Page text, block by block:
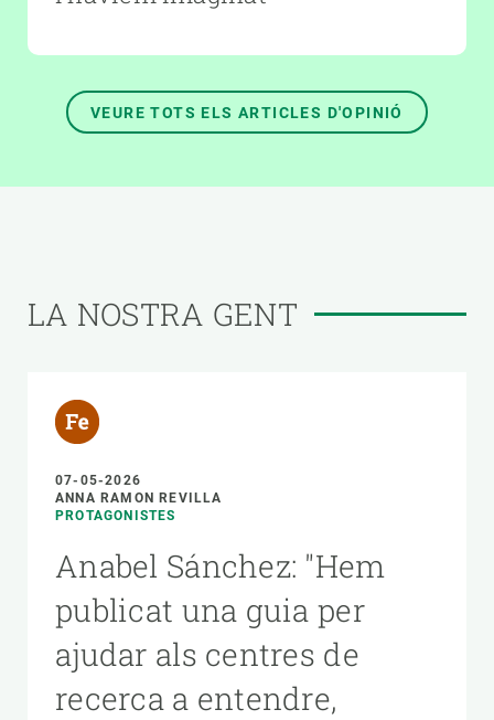
VEURE TOTS ELS ARTICLES D'OPINIÓ
LA NOSTRA GENT
07-05-2026
ANNA RAMON REVILLA
PROTAGONISTES
Anabel Sánchez: "Hem
publicat una guia per
ajudar als centres de
recerca a entendre,